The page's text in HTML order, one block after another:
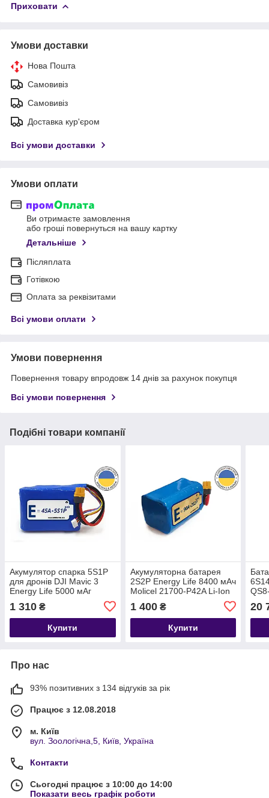
Приховати
Умови доставки
Нова Пошта
Самовивіз
Самовивіз
Доставка кур'єром
Всі умови доставки
Умови оплати
Ви отримаєте замовлення
або гроші повернуться на вашу картку
Детальніше
Післяплата
Готівкою
Оплата за реквізитами
Всі умови оплати
Умови повернення
Повернення товару впродовж 14 днів за рахунок покупця
Всі умови повернення
Подібні товари компанії
Акумулятор спарка 5S1P
для дронів DJI Mavic 3
Energy Life 5000 мАг
Samsung 21700-50S Li-Ion
12AWG XT60-F (001)
1 310 ₴
Купити
Акумуляторна батарея
2S2P Energy Life 8400 мАч
Moliсel 21700-P42A Li-Ion
1 400₴
Купити
20
Про нас
93% позитивних з 134 відгуків за рік
Працює з 12.08.2018
м. Київ
вул. Зоологічна,5, Київ, Україна
Контакти
Сьогодні працює з 10:00 до 14:00
Показати весь графік роботи